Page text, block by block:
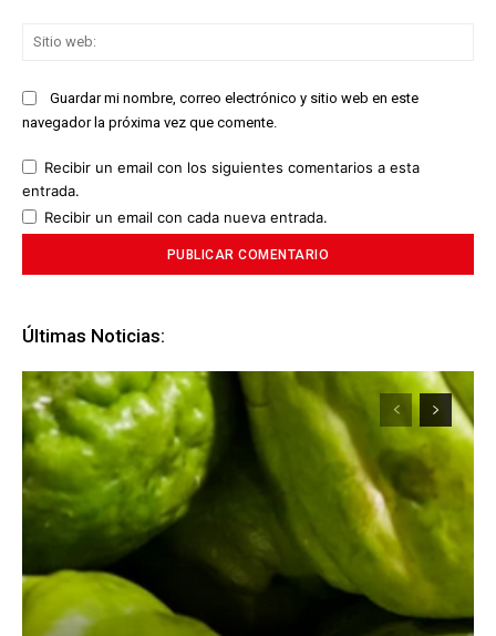
Guardar mi nombre, correo electrónico y sitio web en este
navegador la próxima vez que comente.
Recibir un email con los siguientes comentarios a esta
entrada.
Recibir un email con cada nueva entrada.
Últimas Noticias: